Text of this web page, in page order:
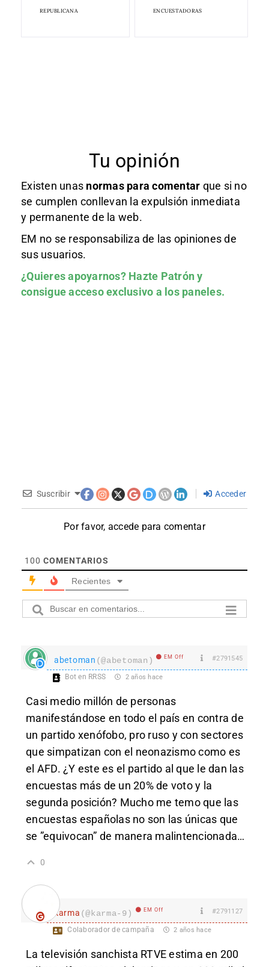
REPUBLICANA ENCUESTADORAS
Tu opinión
Existen unas normas para comentar que si no
se cumplen conllevan la expulsión inmediata
y permanente de la web.
EM no se responsabiliza de las opiniones de
sus usuarios.
¿Quieres apoyarnos? Hazte Patróny
consigue acceso exclusivo a los paneles.
Suscribir Acceder
Por favor, accede para comentar
100 COMENTARIOS
Recientes
abetoman (@abetoman) EM Off #2791545
Bot en RRSS 2 años hace
Casi medio millón de personas
manifestándose en todo el país en contra de
un partido xenófobo, pro ruso y con sectores
que simpatizan con el neonazismo como es
el AFD. ¿Y este es el partido al que le dan las
encuestas más de un 20% de voto y la
segunda posición? Mucho me temo que las
encuestas españolas no son las únicas que
se ”equivocan” de manera malintencionada…
0
karma (@karma-9) EM Off #2791127
Colaborador de campaña 2 años hace
La televisión sanchista RTVE estima en 200